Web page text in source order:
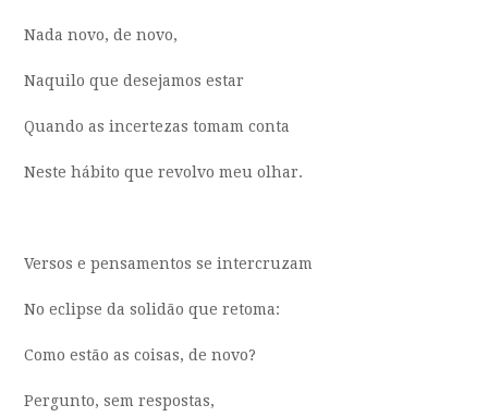
Nada novo, de novo,
Naquilo que desejamos estar
Quando as incertezas tomam conta
Neste hábito que revolvo meu olhar.
Versos e pensamentos se intercruzam
No eclipse da solidão que retoma:
Como estão as coisas, de novo?
Pergunto, sem respostas,